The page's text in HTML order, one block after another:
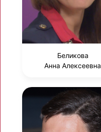
Беликова
Анна Алексеевна